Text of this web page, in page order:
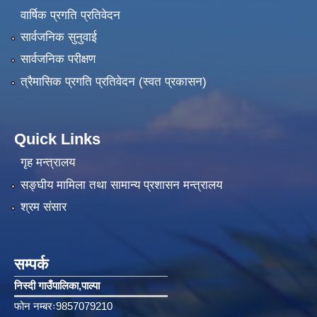
वार्षिक प्रगति प्रतिवेदन
सार्वजनिक सुनुवाई
सार्वजनिक परीक्षण
त्रैमासिक प्रगति प्रतिवेदन (स्वत प्रकासन)
Quick Links
गृह मन्त्रालय
सङ्‍घीय मामिला तथा सामान्य प्रशासन मन्त्रालय
श्रम संसार
सम्पर्क
निस्दी गाउँपालिका‚पाल्पा
फोन नम्बरः9857079210